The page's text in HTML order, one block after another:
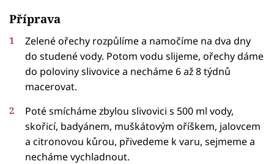
Příprava
Zelené ořechy rozpůlíme a namočíme na dva dny
do studené vody. Potom vodu slijeme, ořechy dáme
do poloviny slivovice a necháme 6 až 8 týdnů
macerovat.
Poté smícháme zbylou slivovici s 500 ml vody,
skořicí, badyánem, muškátovým oříškem, jalovcem
a citronovou kůrou, přivedeme k varu, sejmeme a
necháme vychladnout.